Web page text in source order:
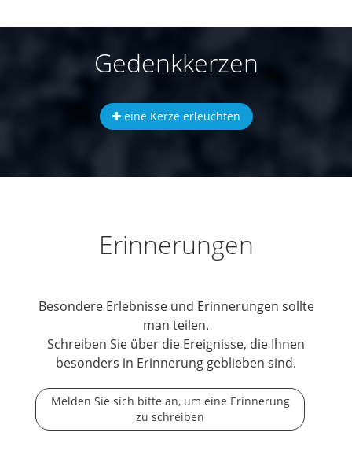
Gedenkkerzen
eine Kerze erleuchten
Erinnerungen
Besondere Erlebnisse und Erinnerungen sollte
man teilen.
Schreiben Sie über die Ereignisse, die Ihnen
besonders in Erinnerung geblieben sind.
Melden Sie sich bitte an, um eine Erinnerung
zu schreiben